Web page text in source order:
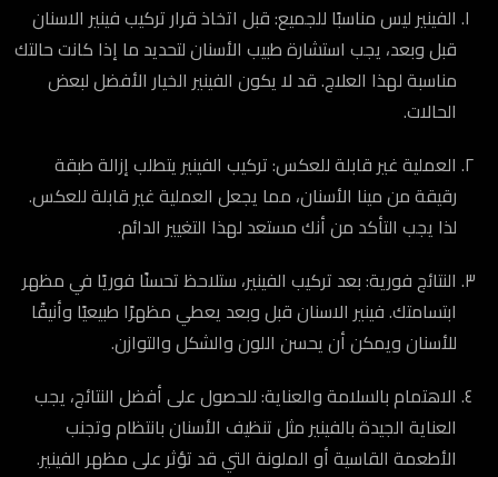
الفينير ليس مناسبًا للجميع: قبل اتخاذ قرار تركيب فينير الاسنان
قبل وبعد، يجب استشارة طبيب الأسنان لتحديد ما إذا كانت حالتك
مناسبة لهذا العلاج. قد لا يكون الفينير الخيار الأفضل لبعض
الحالات.
العملية غير قابلة للعكس: تركيب الفينير يتطلب إزالة طبقة
رقيقة من مينا الأسنان، مما يجعل العملية غير قابلة للعكس.
لذا يجب التأكد من أنك مستعد لهذا التغيير الدائم.
النتائج فورية: بعد تركيب الفينير، ستلاحظ تحسنًا فوريًا في مظهر
ابتسامتك. فينير الاسنان قبل وبعد يعطي مظهرًا طبيعيًا وأنيقًا
للأسنان ويمكن أن يحسن اللون والشكل والتوازن.
الاهتمام بالسلامة والعناية: للحصول على أفضل النتائج، يجب
العناية الجيدة بالفينير مثل تنظيف الأسنان بانتظام وتجنب
الأطعمة القاسية أو الملونة التي قد تؤثر على مظهر الفينير.